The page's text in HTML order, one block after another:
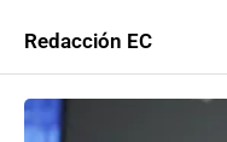
Redacción EC